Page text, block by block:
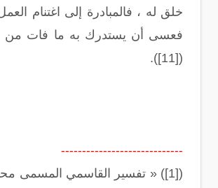
خلق له ، فالمبادرة إلى اغتنام
فعسى أن يستدرك به ما فات من
([11]).
-----------------------------
([1]) « تفسير القاسمي المسمى